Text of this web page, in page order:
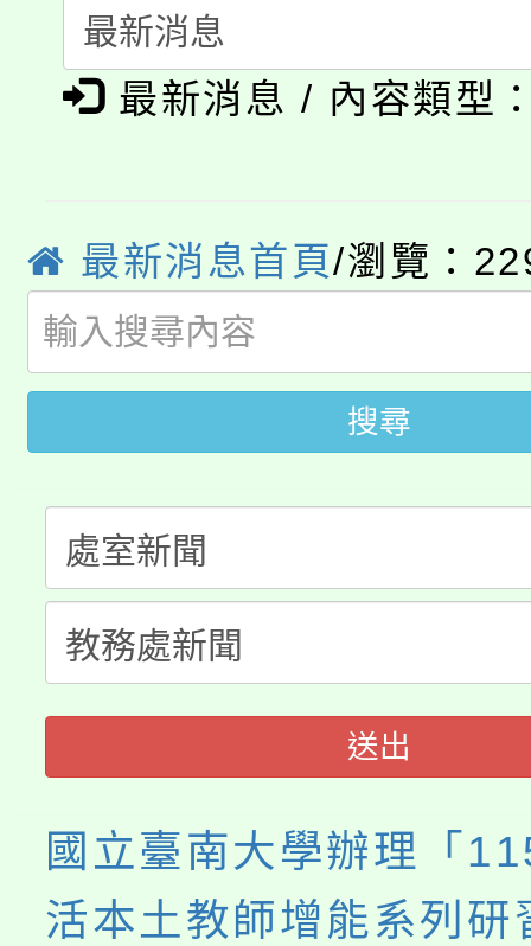
代理(課)教師甄選結果(
轉知中國文化大學推廣
《TA101》溝通分析基
系所師生報名參加。
淨零綠生活教案入校路
學籍身 分審查程序及
版
淨零綠領人才培育課程
公告本校115學年度第
代理(課)教師甄選結果(
「2026金融保險知識
車」活動
桃園市115學年度學生
生本土語及新住民語歌
公告本校115學年度第
代理(課)教師甄選結果(
公告本校115學年度第
代理(課)教師甄選結果(
轉知中國文化大學推廣
《TA101》溝通分析基
程，歡迎學生輔導中心
系所師生報名參加。
最新消息 / 內容類型
最新消息首頁/瀏覽：
搜尋
送出
國立臺南大學辦理「
活本土教師增能系列研